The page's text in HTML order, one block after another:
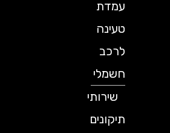
עמדת
טעינה
לרכב
חשמלי
שירותי
תיקונים